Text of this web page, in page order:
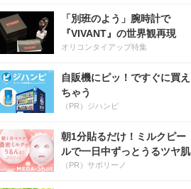
「別班のよう」腕時計で
『VIVANT』の世界観再現
オリコンタイアップ特集
自販機にピッ！ですぐに買え
ちゃう
（PR）ジハンピ
朝1分貼るだけ！ミルクピー
ルで一日中ずっとうるツヤ肌
（PR）サボリーノ